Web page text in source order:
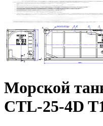
Морской
CTL-25-4D